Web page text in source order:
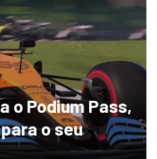
o Podium Pass,
o seu